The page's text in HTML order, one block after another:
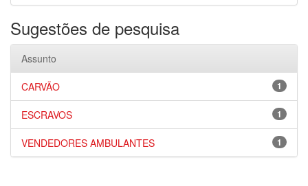
Sugestões de pesquisa
Assunto
1
CARVÃO
1
ESCRAVOS
1
VENDEDORES AMBULANTES